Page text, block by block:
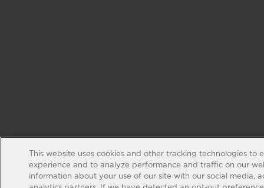
This website uses cookies and other tracking technologies to
experience and to analyze performance and traffic on our
information about your use of our site with our social media,